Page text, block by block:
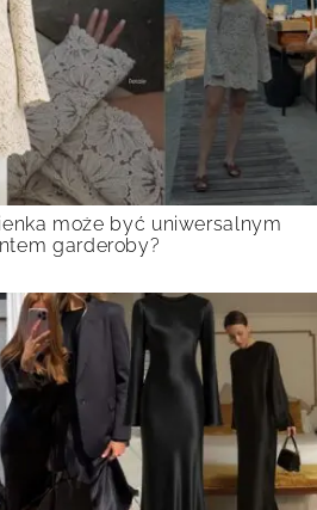
może być uniwersalnym
garderoby?